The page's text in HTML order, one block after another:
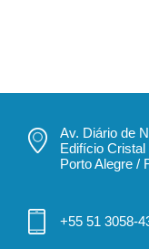
Av. Diário de
Edifício Cristal
Porto Alegre /
+55 51 3058-